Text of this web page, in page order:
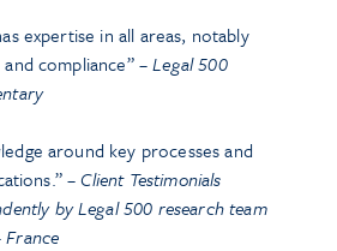
expertise in all areas, notably
andcompliance” –Legal 500
around key processes and
–Client Testimonials
by Legal 500 research team
France